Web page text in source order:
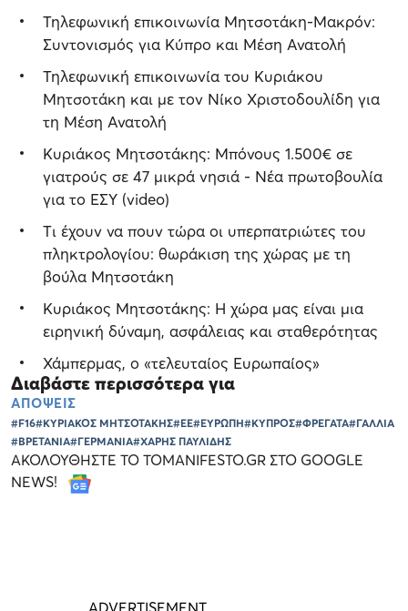
Τηλεφωνική επικοινωνία Μητσοτάκη-Μακρόν:
Συντονισμός για Κύπρο και Μέση Ανατολή
Τηλεφωνική επικοινωνία του Κυριάκου
Μητσοτάκη και με τον Νίκο Χριστοδουλίδη για
τη Μέση Ανατολή
Κυριάκος Μητσοτάκης: Μπόνους 1.500€ σε
γιατρούς σε 47 μικρά νησιά - Νέα πρωτοβουλία
για το ΕΣΥ (video)
Tι έχουν να πουν τώρα οι υπερπατριώτες του
πληκτρολογίου: θωράκιση της χώρας με τη
βούλα Μητσοτάκη
Κυριάκος Μητσοτάκης: Η χώρα μας είναι μια
ειρηνική δύναμη, ασφάλειας και σταθερότητας
Χάμπερμας, ο «τελευταίος Ευρωπαίος»
Διαβάστε περισσότερα για
ΑΠΟΨΕΙΣ
#F16#ΚΥΡΙΑΚΟΣ ΜΗΤΣΟΤΑΚΗΣ#ΕΕ#ΕΥΡΩΠΗ#ΚΥΠΡΟΣ#ΦΡΕΓΑΤΑ#ΓΑΛΛΙΑ
#ΒΡΕΤΑΝΙΑ#ΓΕΡΜΑΝΙΑ#ΧΑΡΗΣ ΠΑΥΛΙΔΗΣ
ΑΚΟΛΟΥΘΗΣΤΕ ΤΟ TOMANIFESTO.GR ΣΤΟ GOOGLE
NEWS!